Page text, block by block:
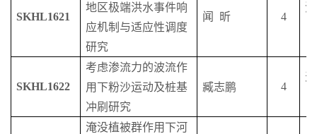
SKHL1621
地区极端洪水事件响
应机制与适应性调度
研究
闻 昕 4
SKHL1622
考虑渗流力的波流作
用下粉沙运动及桩基
冲刷研究
臧志鹏 4
淹没植被群作用下河